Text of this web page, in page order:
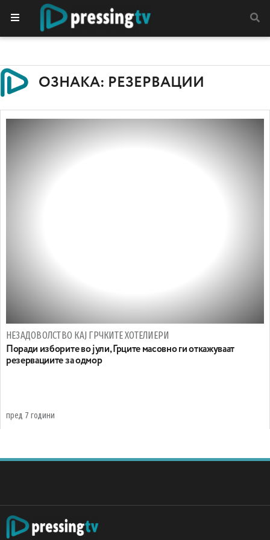
ОЗНАКА: РЕЗЕРВАЦИИ
НЕЗАДОВОЛСТВО КАЈ ГРЧКИТЕ ХОТЕЛИЕРИ
Поради изборите во јули, Грците масовно ги откажуваат
резервациите за одмор
пред 7 години